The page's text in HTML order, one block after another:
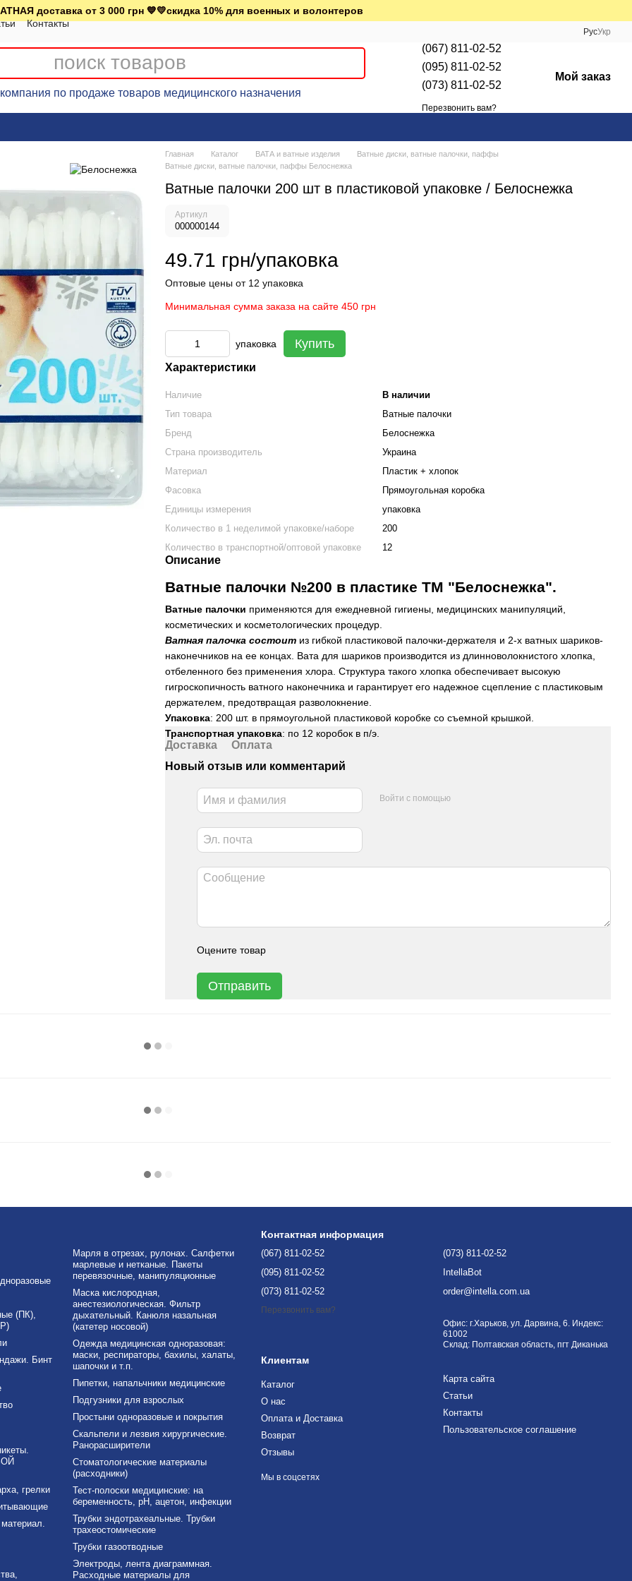
доставка от 3 000 грн 💙💛скидка 10% для военных и волонтеров
Контакты
РусУкр
по продаже товаров медицинского назначения
(067) 811-02-52
(095) 811-02-52
(073) 811-02-52
Перезвонить вам?
Мой заказ
Главная Каталог ВАТА и ватные изделия
Ватные диски, ватные палочки, паффы
Ватные диски, ватные палочки, паффы Белоснежка
Ватные палочки 200 шт в пластиковой упаковке / Белоснежка
Артикул
000000144
49.71 грн/упаковка
Оптовые цены от 12 упаковка
Минимальная сумма заказа на сайте 450 грн
упаковка Купить
Характеристики
Наличие
В наличии
Тип товара
Ватные палочки
Бренд
Белоснежка
Страна производитель
Украина
Материал
Пластик + хлопок
Фасовка
Прямоугольная коробка
Единицы измерения
упаковка
Количество в 1 неделимой упаковке/наборе
200
Количество в транспортной/оптовой упаковке
12
Описание
Ватные палочки №200 в пластике ТМ "Белоснежка".
Ватные палочки применяются для ежедневной гигиены, медицинских манипуляций,
косметических и косметологических процедур.
Ватная палочка состоит из гибкой пластиковой палочки-держателя и 2-х ватных шариков-
наконечников на ее концах. Вата для шариков производится из длинноволокнистого хлопка,
отбеленного без применения хлора. Структура такого хлопка обеспечивает высокую
гигроскопичность ватного наконечника и гарантирует его надежное сцепление с пластиковым
держателем, предотвращая разволокнение.
Упаковка: 200 шт. в прямоугольной пластиковой коробке со съемной крышкой.
Транспортная упаковка: по 12 коробок в п/э.
Доставка
Оплата
Новый отзыв или комментарий
Войти с помощью
Оцените товар
Отправить
(ПК),
Бинт
грелки
Марля в отрезах, рулонах. Салфетки
марлевые и нетканые. Пакеты
перевязочные, манипуляционные
Маска кислородная,
анестезиологическая. Фильтр
дыхательный. Канюля назальная
(катетер носовой)
Одежда медицинская одноразовая:
маски, респираторы, бахилы, халаты,
шапочки и т.п.
Пипетки, напальчники медицинские
Подгузники для взрослых
Простыни одноразовые и покрытия
Скальпели и лезвия хирургические.
Ранорасширители
Стоматологические материалы
(расходники)
Тест-полоски медицинские: на
беременность, рН, ацетон, инфекции
Трубки эндотрахеальные. Трубки
трахеостомические
Трубки газоотводные
Электроды, лента диаграммная.
Расходные материалы для
Контактная информация
(067) 811-02-52
(095) 811-02-52
(073) 811-02-52
Перезвонить вам?
(073) 811-02-52
IntellaBot
order@intella.com.ua
Офис: г.Харьков, ул. Дарвина, 6. Индекс:
61002
Склад: Полтавская область, пгт Диканька
Клиентам
Каталог
О нас
Оплата и Доставка
Возврат
Отзывы
Карта сайта
Статьи
Контакты
Пользовательское соглашение
Мы в соцсетях